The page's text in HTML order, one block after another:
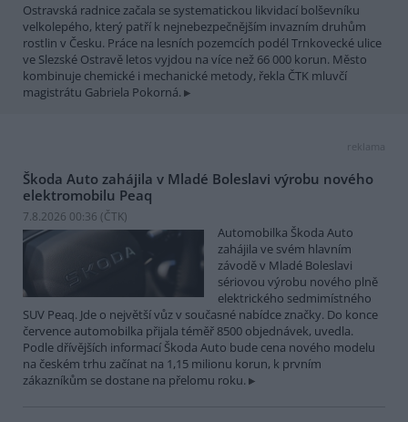
Ostravská radnice začala se systematickou likvidací bolševníku
velkolepého, který patří k nejnebezpečnějším invazním druhům
rostlin v Česku. Práce na lesních pozemcích podél Trnkovecké ulice
ve Slezské Ostravě letos vyjdou na více než 66 000 korun. Město
kombinuje chemické i mechanické metody, řekla ČTK mluvčí
magistrátu Gabriela Pokorná.
reklama
Škoda Auto zahájila v Mladé Boleslavi výrobu nového
elektromobilu Peaq
7.8.2026 00:36 (ČTK)
Automobilka Škoda Auto
zahájila ve svém hlavním
závodě v Mladé Boleslavi
sériovou výrobu nového plně
elektrického sedmimístného
SUV Peaq. Jde o největší vůz v současné nabídce značky. Do konce
července automobilka přijala téměř 8500 objednávek, uvedla.
Podle dřívějších informací Škoda Auto bude cena nového modelu
na českém trhu začínat na 1,15 milionu korun, k prvním
zákazníkům se dostane na přelomu roku.